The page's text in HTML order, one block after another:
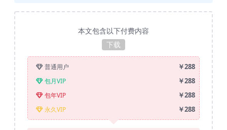
本文包含以下付费内容
下载
普通用户 ￥288
包月VIP ￥288
包年VIP ￥288
永久VIP ￥288